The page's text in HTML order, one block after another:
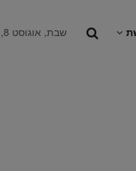
שבת, אוגוסט 8, 2026